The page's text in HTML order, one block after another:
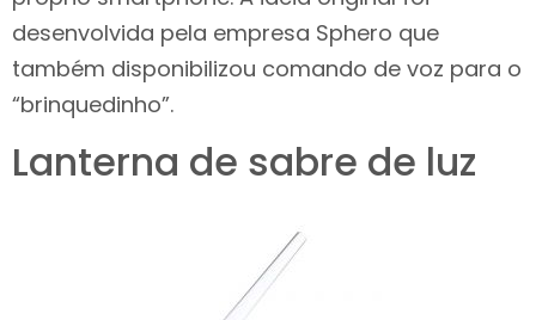
desenvolvida pela empresa Sphero que
também disponibilizou comando de voz para o
“brinquedinho”.
Lanterna de sabre de luz